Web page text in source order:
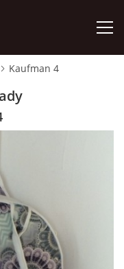
Kaufman 4